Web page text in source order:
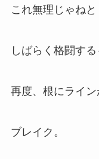
これ無理じゃねと
しばらく格闘する
再度、根にライン
ブレイク。